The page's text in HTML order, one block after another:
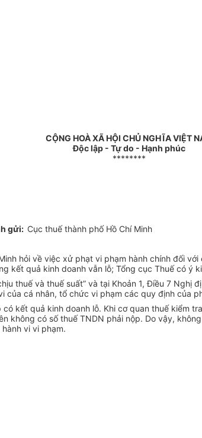
CỘNG HOÀ XÃ HỘI CHỦ NGHĨA VIỆT
Độc lập - Tự do - Hạnh phúc
********
gửi: Cục thuế thành phố Hồ Chí Minh
hỏi về việc xử phạt vi phạm hành chính đối
kết quả kinh doanh vẫn lỗ; Tổng cục Thuế có ý
thuế và thuế suất” và tại Khoản 1, Điều 7 Nghị
cá nhân, tổ chức vi phạm các quy định của
kết quả kinh doanh lỗ. Khi cơ quan thuế kiểm
không có số thuế TNDN phải nộp. Do vậy,
vi vi phạm.